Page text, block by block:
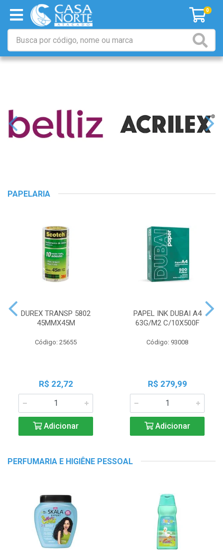
0
PAPELARIA
DUREX TRANSP 5802
45MMX45M
Código: 25655
R$ 22,72
Adicionar
PAPEL INK DUBAI A4
63G/M2 C/10X500F
Código: 93008
R$ 279,99
Adicionar
PERFUMARIA E HIGIÊNE PESSOAL